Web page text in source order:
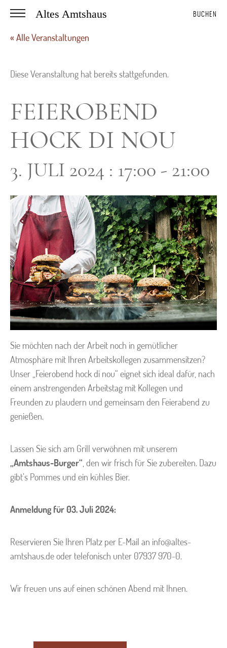
Altes Amtshaus BUCHEN
« Alle Veranstaltungen
Diese Veranstaltung hat bereits stattgefunden.
FEIEROBEND
HOCK DI NOU
3. JULI 2024 : 17:00 - 21:00
Sie möchten nach der Arbeit noch in gemütlicher
Atmosphäre mit Ihren Arbeitskollegen zusammensitzen?
Unser „Feierobend hock di nou“ eignet sich ideal dafür, nach
einem anstrengenden Arbeitstag mit Kollegen und
Freunden zu plaudern und gemeinsam den Feierabend zu
genießen.
Lassen Sie sich am Grill verwöhnen mit unserem
„Amtshaus-Burger“ , den wir frisch für Sie zubereiten. Dazu
gibt’s Pommes und ein kühles Bier.
Anmeldung für 03. Juli 2024:
Reservieren Sie Ihren Platz per E-Mail an info@altes-
amtshaus.de oder telefonisch unter 07937 970-0.
Wir freuen uns auf einen schönen Abend mit Ihnen.